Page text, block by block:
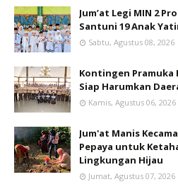
Jum’at Legi MIN 2
Santuni 19 Anak
Sabtu, Agustus 08, 2026
Kontingen
Siap Harumkan
Kamis, Agustus 06, 2026
Jum'at Manis
Pepaya untuk
Lingkungan Hijau
Jumat, Agustus 07, 2026